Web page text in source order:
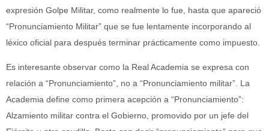
expresión Golpe Militar, como realmente lo fue, hasta que apareció
“Pronunciamiento Militar” que se fue lentamente incorporando al
léxico oficial para después terminar prácticamente como impuesto.
Es interesante observar como la Real Academia se expresa con
relación a “Pronunciamiento”, no a “Pronunciamiento militar”. La
Academia define como primera acepción a “Pronunciamiento”:
Alzamiento militar contra el Gobierno, promovido por un jefe del